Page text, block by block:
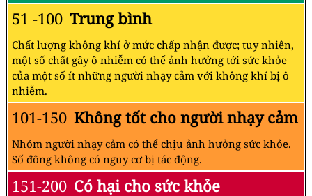
51 -100 Trung bình
Chất lượng không khí ở mức chấp nhận được; tuy nhiên,
một số chất gây ô nhiễm có thể ảnh hưởng tới sức khỏe
của một số ít những người nhạy cảm với không khí bị ô
nhiễm.
101-150 Không tốt cho người nhạy cảm
Nhóm người nhạy cảm có thể chịu ảnh hưởng sức khỏe.
Số đông không có nguy cơ bị tác động.
151-200 Có hại cho sức khỏe